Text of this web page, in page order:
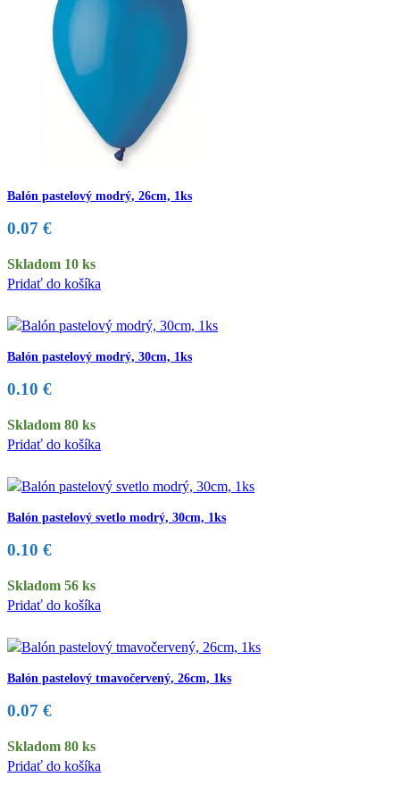
Balón pastelový modrý, 26cm, 1ks
0.07 €
Skladom 10 ks
Pridať do košíka
Balón pastelový modrý, 30cm, 1ks
0.10 €
Skladom 80 ks
Pridať do košíka
Balón pastelový svetlo modrý, 30cm, 1ks
0.10 €
Skladom 56 ks
Pridať do košíka
Balón pastelový tmavočervený, 26cm, 1ks
0.07 €
Skladom 80 ks
Pridať do košíka